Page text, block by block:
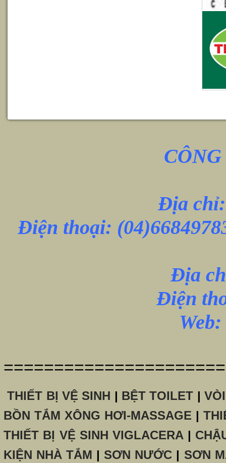
Địa
Điện thoại:
Địa
Điện
THIẾT BỊ VỆ SINH | BỆT TOILET |
BỒN TẮM XÔNG HƠI-MASSAGE |
THIẾT BỊ VỆ SINH VIGLACERA|
KIỆN NHÀ TẮM | SƠN NƯỚC | SƠN